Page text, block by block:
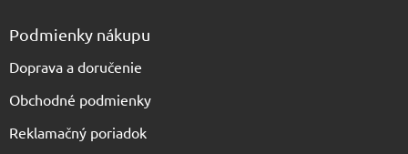
Podmienky nákupu
Doprava a doručenie
Obchodné podmienky
Reklamačný poriadok